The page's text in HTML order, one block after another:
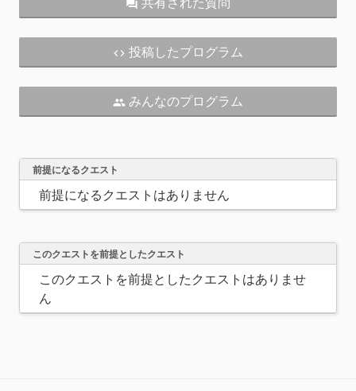
question_answer
code 投稿したプログラム
people みんなのプログラム
前提になるクエスト
前提になるクエストはありません
このクエストを前提としたクエスト
このクエストを前提としたクエストはありませ
ん